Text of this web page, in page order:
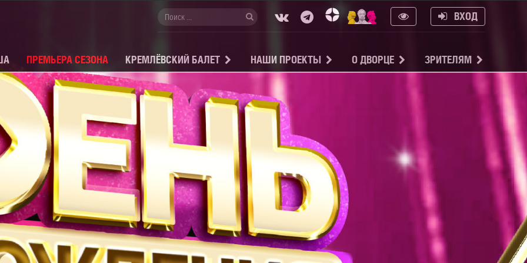
ВХОД
ПРЕМЬЕРА СЕЗОНА КРЕМЛЁВСКИЙ БАЛЕТ НАШИ ПРОЕКТЫ О ДВОРЦЕ ЗРИТЕЛЯМ